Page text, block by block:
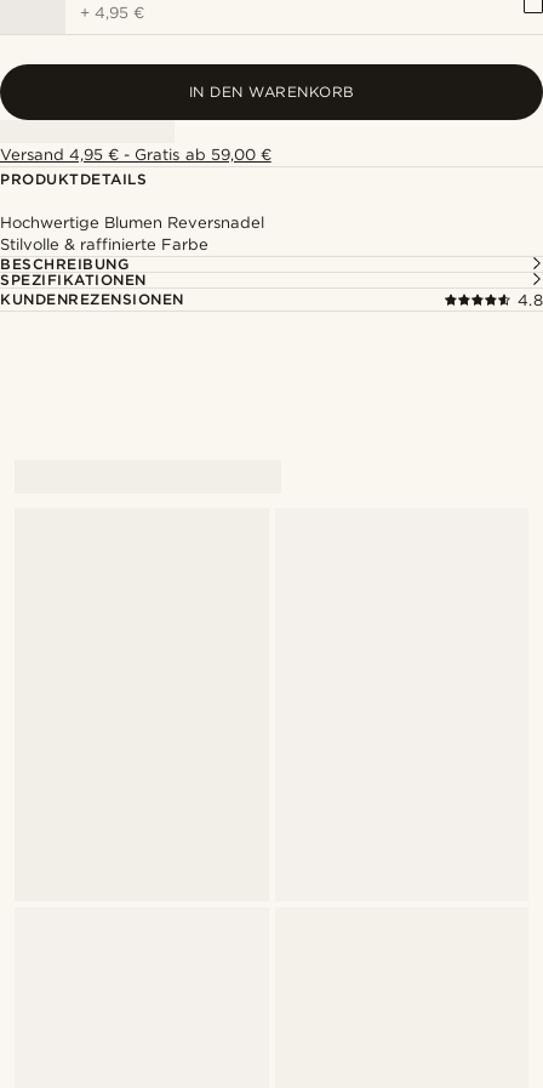
+4,95 €
IN DEN WARENKORB
Versand 4,95 € - Gratis ab 59,00 €
PRODUKTDETAILS
Hochwertige Blumen Reversnadel
Stilvolle & raffinierte Farbe
BESCHREIBUNG
SPEZIFIKATIONEN
KUNDENREZENSIONEN
4.8